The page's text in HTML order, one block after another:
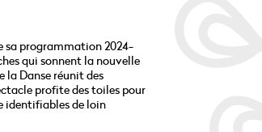
sa programmation 2024-
qui sonnent la nouvelle
la Danse réunit des
profite des toiles pour
identifiables de loin